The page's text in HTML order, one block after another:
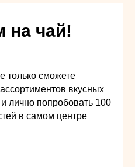
на чай!
только сможете
вкусных
лично попробовать 100
в самом центре